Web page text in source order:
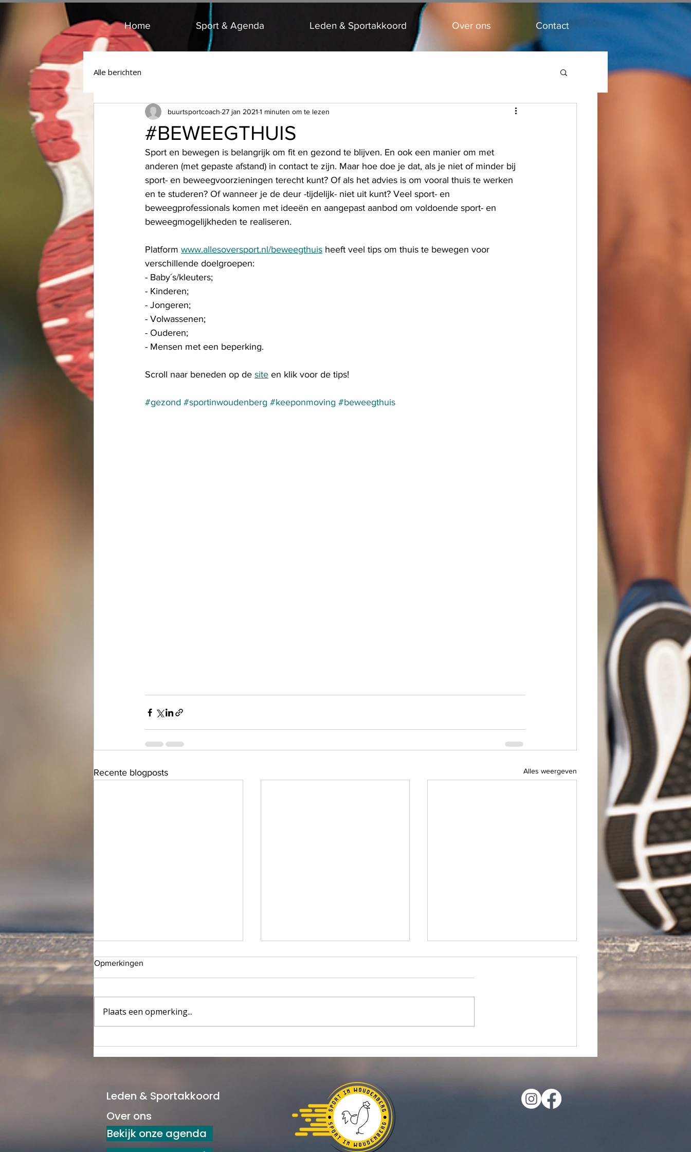
Home Sport & Agenda Leden & Sportakkoord Over ons Contact
Alle berichten
#BEWEEGTHUIS
buurtsportcoach 27 jan 2021 1 minuten om te lezen
Sport en bewegen is belangrijk om fit en gezond te blijven. En ook een manier om met
anderen (met gepaste afstand) in contact te zijn. Maar hoe doe je dat, als je niet of minder bij
sport- en beweegvoorzieningen terecht kunt? Of als het advies is om vooral thuis te werken
en te studeren? Of wanneer je de deur -tijdelijk- niet uit kunt? Veel sport- en
beweegprofessionals komen met ideeën en aangepast aanbod om voldoende sport- en
beweegmogelijkheden te realiseren.
Platform www.allesoversport.nl/beweegthuis heeft veel tips om thuis te bewegen voor
verschillende doelgroepen:
- Baby´s/kleuters;
- Kinderen;
- Jongeren;
- Volwassenen;
- Ouderen;
- Mensen met een beperking.
Scroll naar beneden op de site en klik voor de tips!
#gezond #sportinwoudenberg #keeponmoving #beweegthuis
Recente blogposts Alles weergeven
Opmerkingen
Plaats een opmerking...
Leden & Sportakkoord
Over ons
Bekijk onze agenda